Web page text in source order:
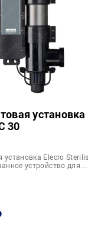
установка
30
Elecro
устройство для…